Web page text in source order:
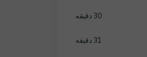
30 دقیقه
31 دقیقه